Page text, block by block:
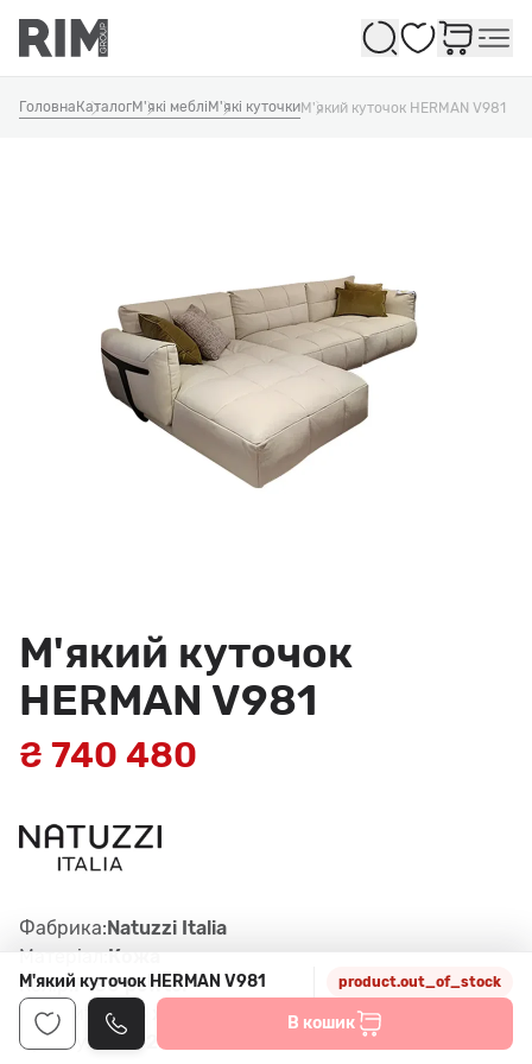
Обране
Головна КаталогМ'які меблі М'які куточкиМ'який куточок HERMAN V981
М'який куточок
HERMAN V981
₴ 740 480
Фабрика:Natuzzi Italia
Матеріал: Кожа
Колір:Ft80 pewter
Габарити:328 x 99-174 x 77 см
Артикул:
274, 291, 047, col. 30IV, FT80
М'який куточок HERMAN V981 product.out_of_stock
В кошик